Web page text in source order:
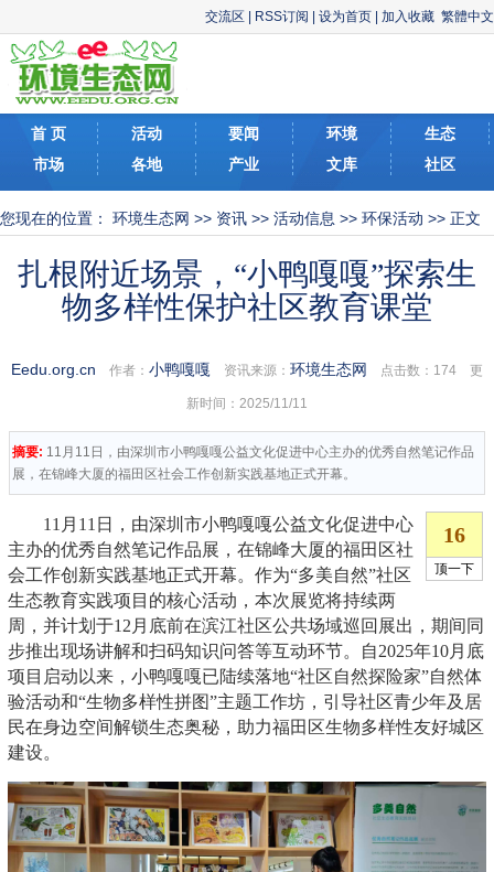
交流区 RSS订阅 设为首页 加入收藏 繁體中文
首 页 活动 要闻 环境
生态
市场
各地 产业 文库 社区
您现在的位置： 环境生态网 >> 资讯 >> 活动信息 >> 环保活动 >> 正文
扎根附近场景，“小鸭嘎嘎”探索生
物多样性保护社区教育课堂
Eedu.org.cn 作者： 小鸭嘎嘎 资讯来源： 环境生态网 点击数： 174 更
新时间：2025/11/11
摘要: 11月11日，由深圳市小鸭嘎嘎公益文化促进中心主办的优秀自然笔记作品
展，在锦峰大厦的福田区社会工作创新实践基地正式开幕。
11月11日，由深圳市小鸭嘎嘎公益文化促进中心
主办的优秀自然笔记作品展，在锦峰大厦的福田区社
会工作创新实践基地正式开幕。作为“多美自然”社区
生态教育实践项目的核心活动，本次展览将持续两
周，并计划于12月底前在滨江社区公共场域巡回展出，期间同
步推出现场讲解和扫码知识问答等互动环节。自2025年10月底
项目启动以来，小鸭嘎嘎已陆续落地“社区自然探险家”自然体
验活动和“生物多样性拼图”主题工作坊，引导社区青少年及居
民在身边空间解锁生态奥秘，助力福田区生物多样性友好城区
建设。